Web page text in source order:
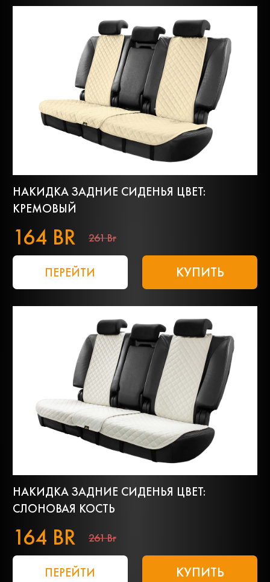
НАКИДКА ЗАДНИЕ СИДЕНЬЯ ЦВЕТ:
КРЕМОВЫЙ
164 BR 261 Br
ПЕРЕЙТИ КУПИТЬ
НАКИДКА ЗАДНИЕ СИДЕНЬЯ ЦВЕТ:
СЛОНОВАЯ КОСТЬ
164 BR 261 Br
ПЕРЕЙТИ КУПИТЬ